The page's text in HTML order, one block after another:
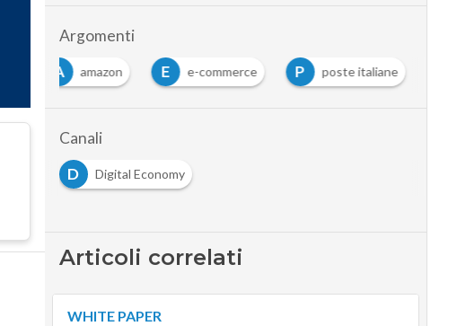
Argomenti
A
amazon E e-commerce P poste italiane
Canali
D
Digital Economy
Articoli correlati
WHITE PAPER